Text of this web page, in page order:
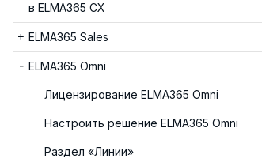
в ELMA365 CX
ELMA365 Sales
ELMA365 Omni
Лицензирование ELMA365 Omni
Настроить решение ELMA365 Omni
Раздел «Линии»